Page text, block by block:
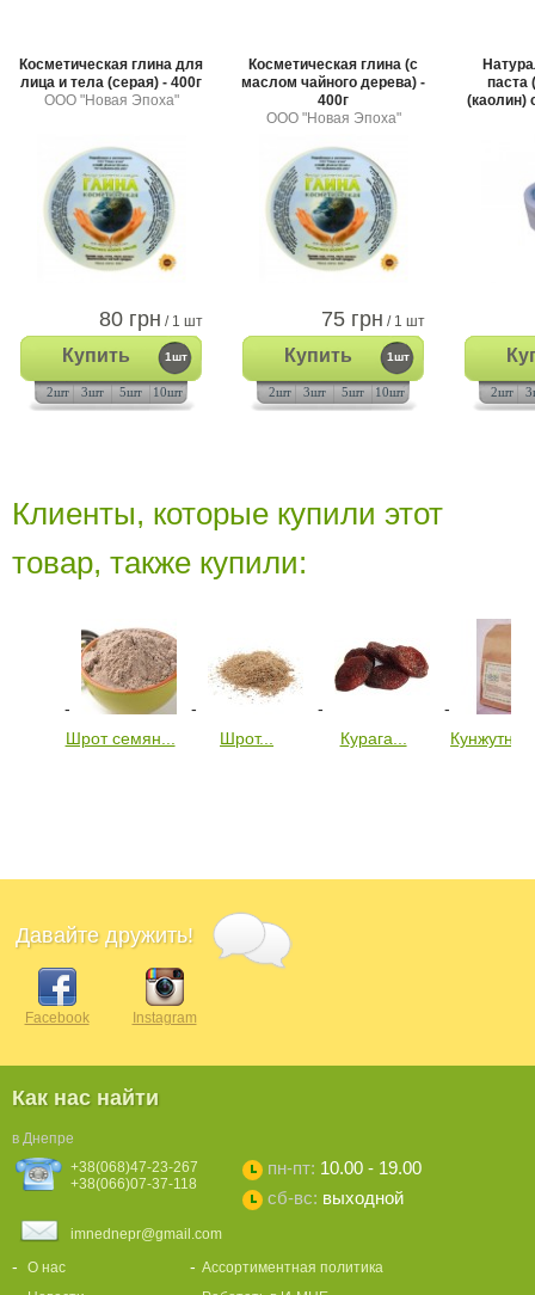
Косметическая глина для
лица и тела (серая) - 400г
ООО "Новая Эпоха"
80 грн / 1 шт
Купить 1шт
2шт 3шт 5шт 10шт
Косметическая глина (с
маслом чайного дерева) -
400г
ООО "Новая Эпоха"
75 грн / 1 шт
Купить 1шт
2шт 3шт 5шт 10шт
паста
(каолин)
2шт
Клиенты, которые купили этот
товар, также купили:
Шрот семян... Шрот... Курага...
Давайте дружить!
Facebook Instagram
Как нас найти
в Днепре
+38(068)47-23-267
+38(066)07-37-118
пн-пт: 10.00 - 19.00
сб-вс: выходной
imnednepr@gmail.com
О нас
Ассортиментная политика